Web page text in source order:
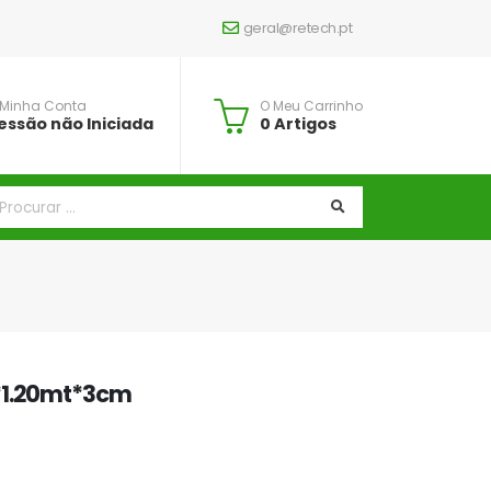
geral@retech.pt
Conta
não Iniciada
O Meu Carrinho
0 Artigos